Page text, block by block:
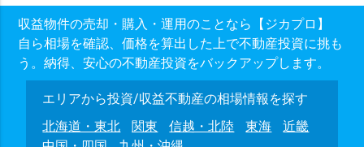
収益物件の売却・購入・運用のことなら【ジカプロ】
自ら相場を確認、価格を算出した上で不動産投資に挑も
う。納得、安心の不動産投資をバックアップします。
エリアから投資/収益不動産の相場情報を探す
北海道・東北
関東 信越・北陸 東海
近畿